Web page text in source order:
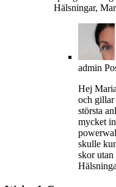
Hälsningar,
admin
Hej
och gillar
största
mycket
skulle
skor